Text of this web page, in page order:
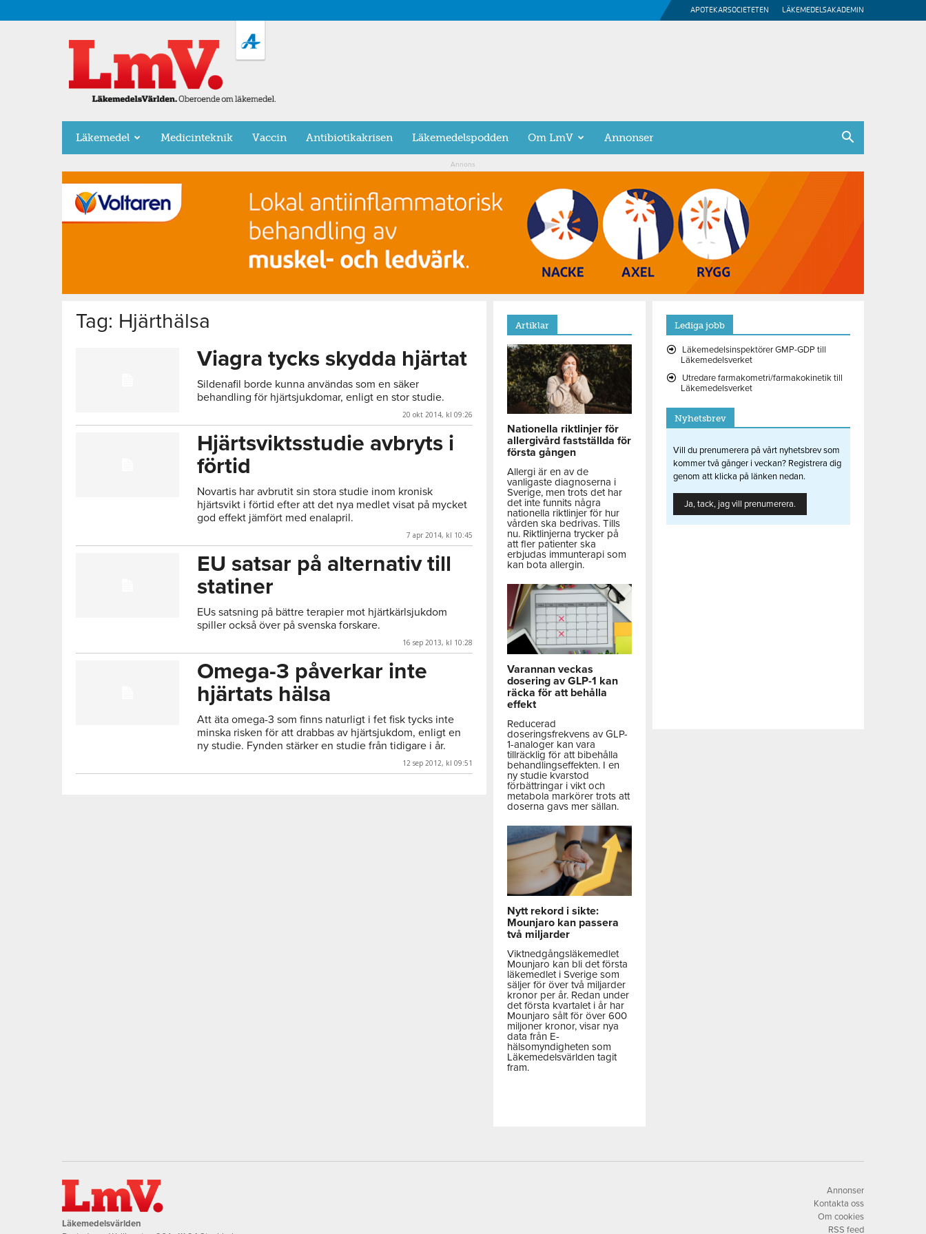
APOTEKARSOCIETETEN LÄKEMEDELSAKADEMIN
LäkemedelsVärlden
Läkemedel Medicinteknik Vaccin Antibiotikakrisen Läkemedelspodden Om LmV Annonser
Annons
Tag: Hjärthälsa
Viagra tycks skydda hjärtat
Sildenafil borde kunna användas som en säker
behandling för hjärtsjukdomar, enligt en stor studie.
20 okt 2014, kl 09:26
Hjärtsviktsstudie avbryts i
förtid
Novartis har avbrutit sin stora studie inom kronisk
hjärtsvikt i förtid efter att det nya medlet visat på mycket
god effekt jämfört med enalapril.
7 apr 2014, kl 10:45
EU satsar på alternativ till
statiner
EUs satsning på bättre terapier mot hjärtkärlsjukdom
spiller också över på svenska forskare.
16 sep 2013, kl 10:28
Omega-3 påverkar inte
hjärtats hälsa
Att äta omega-3 som finns naturligt i fet fisk tycks inte
minska risken för att drabbas av hjärtsjukdom, enligt en
ny studie. Fynden stärker en studie från tidigare i år.
12 sep 2012, kl 09:51
Artiklar
Nationella riktlinjer för
allergivård fastställda för
första gången
Allergi är en av de
vanligaste diagnoserna i
Sverige, men trots det har
det inte funnits några
nationella riktlinjer för hur
vården ska bedrivas. Tills
nu. Riktlinjerna trycker på
att fler patienter ska
erbjudas immunterapi som
kan bota allergin.
Varannan veckas
dosering av GLP-1 kan
räcka för att behålla
effekt
Reducerad
doseringsfrekvens av GLP-
1-analoger kan vara
tillräcklig för att bibehålla
behandlingseffekten. I en
ny studie kvarstod
förbättringar i vikt och
metabola markörer trots att
doserna gavs mer sällan.
Nytt rekord i sikte:
Mounjaro kan passera
två miljarder
Viktnedgångsläkemedlet
Mounjaro kan bli det första
läkemedlet i Sverige som
säljer för över två miljarder
kronor per år. Redan under
det första kvartalet i år har
Mounjaro sålt för över 600
miljoner kronor, visar nya
data från E-
hälsomyndigheten som
Läkemedelsvärlden tagit
fram.
Lediga jobb
Läkemedelsinspektörer GMP-GDP till
Läkemedelsverket
Utredare farmakometri/farmakokinetik till
Läkemedelsverket
Nyhetsbrev
Vill du prenumerera på vårt nyhetsbrev som
kommer två gånger i veckan? Registrera dig
genom att klicka på länken nedan.
Ja, tack, jag vill prenumerera.
Läkemedelsvärlden
Annonser
Kontakta oss
Om cookies
RSS feed